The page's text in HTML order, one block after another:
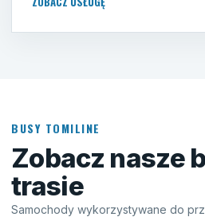
BUSY TOMILINE
Zobacz nasze
trasie
Samochody wykorzystywane do